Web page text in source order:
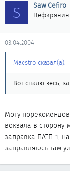
S Saw Cefiro
Цефирянин
03.04.2004
Maestro сказал(а):
Вот спалю весь,
Могу
вокзала в сторону
заправка ПАТП-1,
заправляюсь там